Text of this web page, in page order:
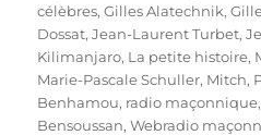
célèbres,Gilles Alatechnik,
Dossat,Jean-Laurent Turbet,
Kilimanjaro, La petite histoire,
Marie-Pascale Schuller, Mitch,
Benhamou, radio maçonnique,
Bensoussan,Webradio